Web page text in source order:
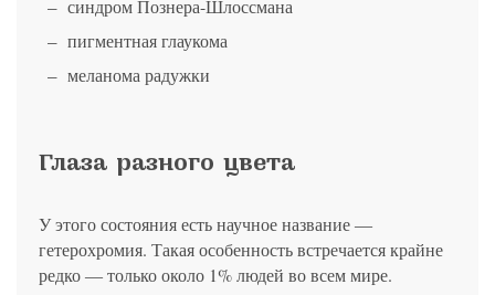
синдром Познера-Шлоссмана
пигментная глаукома
меланома радужки
Глаза разного цвета
У этого состояния есть научное название ―
гетерохромия. Такая особенность встречается крайне
редко ― только около 1% людей во всем мире.